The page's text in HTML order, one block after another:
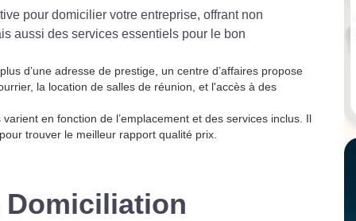
pour domicilier votre entreprise, offrant non
aussi des services essentiels pour le bon
d’une adresse de prestige, un centre d’affaires propose
la location de salles de réunion, et l'accès à des
varient en fonction de l’emplacement et des services inclus. Il
trouver le meilleur rapport qualité prix.